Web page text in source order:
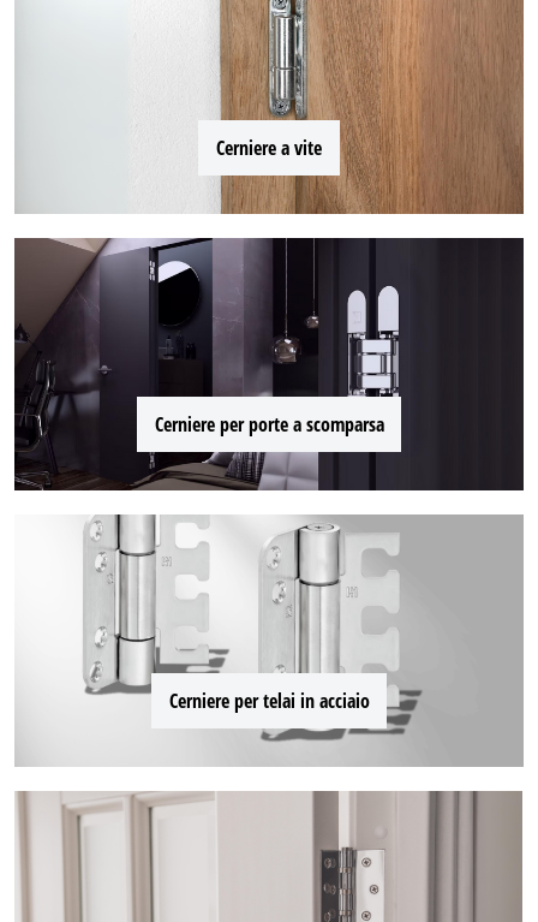
Cerniere a vite
Cerniere per porte a scomparsa
Cerniere per telai in acciaio